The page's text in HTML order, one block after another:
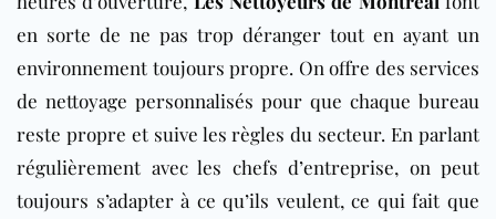
en sorte de ne pas trop déranger tout en ayant un
environnement toujours propre. On offre des services
de nettoyage personnalisés pour que chaque bureau
reste propre et suive les règles du secteur. En parlant
régulièrement avec les chefs d’entreprise, on peut
toujours s’adapter à ce qu’ils veulent, ce qui fait que